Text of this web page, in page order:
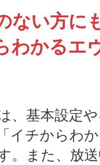
ない方に
わかるエ
、基本設定
イチからわ
。また、放